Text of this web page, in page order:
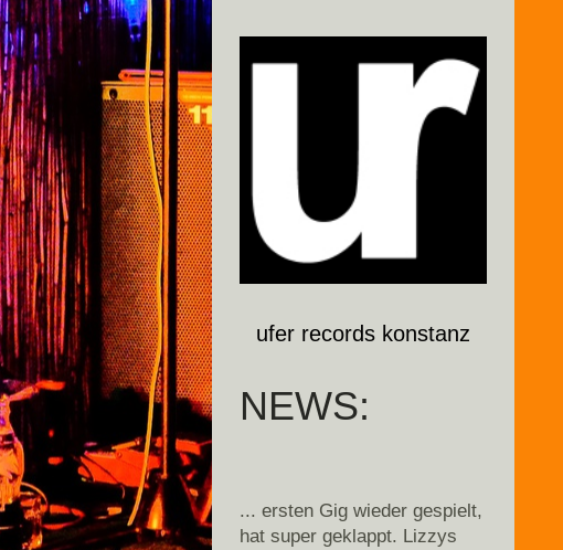
ufer records konstanz
NEWS:
... ersten Gig wieder gespielt,
hat super geklappt. Lizzys